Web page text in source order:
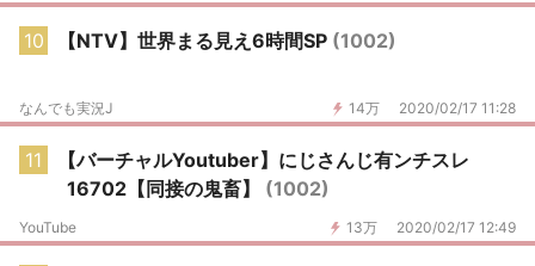
10 【NTV】世界まる見え6時間SP (1002)
14万 2020/02/17 11:28
なんでも実況J
11
【バーチャルYoutuber】にじさんじ有ンチスレ
16702【同接の鬼畜】 (1002)
13万 2020/02/17 12:49
YouTube